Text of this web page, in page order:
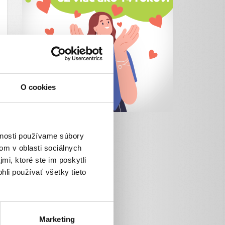
O cookies
používame súbory
v oblasti sociálnych
ktoré ste im poskytli
používať všetky tieto
Marketing